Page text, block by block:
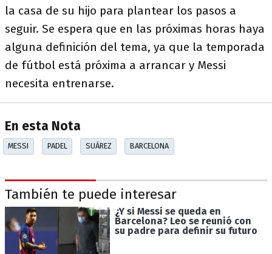
la casa de su hijo para plantear los pasos a
seguir. Se espera que en las próximas horas haya
alguna definición del tema, ya que la temporada
de fútbol está próxima a arrancar y Messi
necesita entrenarse.
En esta Nota
MESSI PADEL SUÁREZ BARCELONA
También te puede interesar
¿Y si Messi se queda en
Barcelona? Leo se reunió con
su padre para definir su futuro